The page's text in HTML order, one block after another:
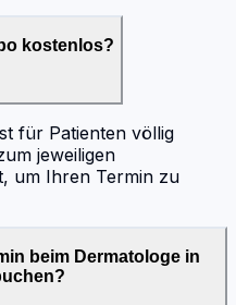
kostenlos?
für Patienten völlig
jeweiligen
um Ihren Termin zu
beim Dermatologe in